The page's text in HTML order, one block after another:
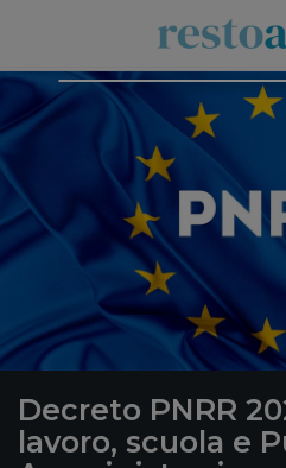
Decreto PNRR
lavoro, scuola e